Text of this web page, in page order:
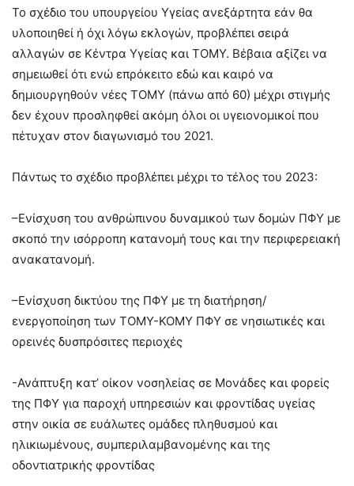
Το σχέδιο του υπουργείου Υγείας ανεξάρτητα εάν θα
υλοποιηθεί ή όχι λόγω εκλογών, προβλέπει σειρά
αλλαγών σε Κέντρα Υγείας και ΤΟΜΥ. Βέβαια αξίζει να
σημειωθεί ότι ενώ επρόκειτο εδώ και καιρό να
δημιουργηθούν νέες ΤΟΜΥ (πάνω από 60) μέχρι στιγμής
δεν έχουν προσληφθεί ακόμη όλοι οι υγειονομικοί που
πέτυχαν στον διαγωνισμό του 2021.
Πάντως το σχέδιο προβλέπει μέχρι το τέλος του 2023:
–Ενίσχυση του ανθρώπινου δυναμικού των δομών ΠΦΥ με
σκοπό την ισόρροπη κατανομή τους και την περιφερειακή
ανακατανομή.
–Ενίσχυση δικτύου της ΠΦΥ με τη διατήρηση/
ενεργοποίηση των ΤΟΜΥ-ΚΟΜΥ ΠΦΥ σε νησιωτικές και
ορεινές δυσπρόσιτες περιοχές
-Ανάπτυξη κατ’ οίκον νοσηλείας σε Μονάδες και φορείς
της ΠΦΥ για παροχή υπηρεσιών και φροντίδας υγείας
στην οικία σε ευάλωτες ομάδες πληθυσμού και
ηλικιωμένους, συμπεριλαμβανομένης και της
οδοντιατρικής φροντίδας